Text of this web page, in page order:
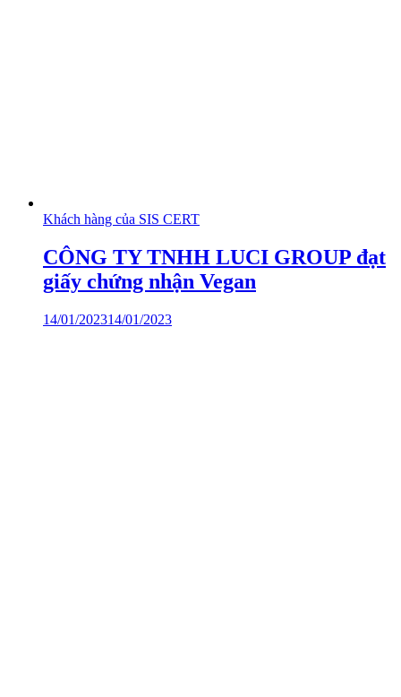
Khách hàng của SIS CERT
CÔNG TY TNHH LUCI GROUP đạt
giấy chứng nhận Vegan
14/01/202314/01/2023